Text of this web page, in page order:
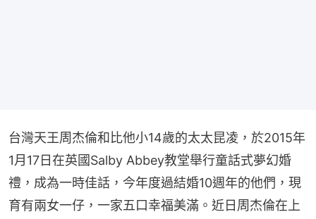
台灣天王周杰倫和比他小14歲的太太昆凌，於2015年
1月17日在英國Salby Abbey教堂舉行童話式夢幻婚
禮，成為一時佳話，今年度過結婚10週年的他們，現
育有兩女一仔，一家五口幸福美滿。近日周杰倫在上